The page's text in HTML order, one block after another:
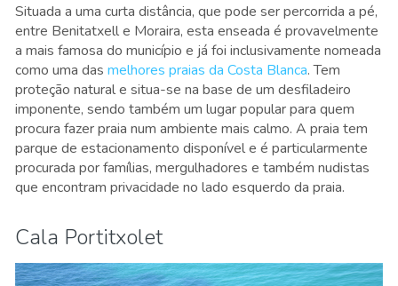
Situada a uma curta distância, que pode ser percorrida a pé,
entre Benitatxell e Moraira, esta enseada é provavelmente
a mais famosa do município e já foi inclusivamente nomeada
como uma das melhores praias da Costa Blanca. Tem
proteção natural e situa-se na base de um desfiladeiro
imponente, sendo também um lugar popular para quem
procura fazer praia num ambiente mais calmo. A praia tem
parque de estacionamento disponível e é particularmente
procurada por famílias, mergulhadores e também nudistas
que encontram privacidade no lado esquerdo da praia.
Cala Portitxolet